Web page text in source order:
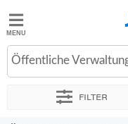
Jobted
Jobs
Öffentliche
Filter